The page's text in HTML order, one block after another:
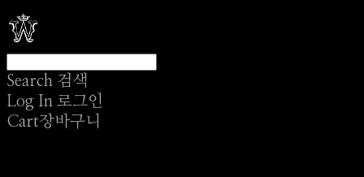
Search 검색
Log In 로그인
Cart장바구니